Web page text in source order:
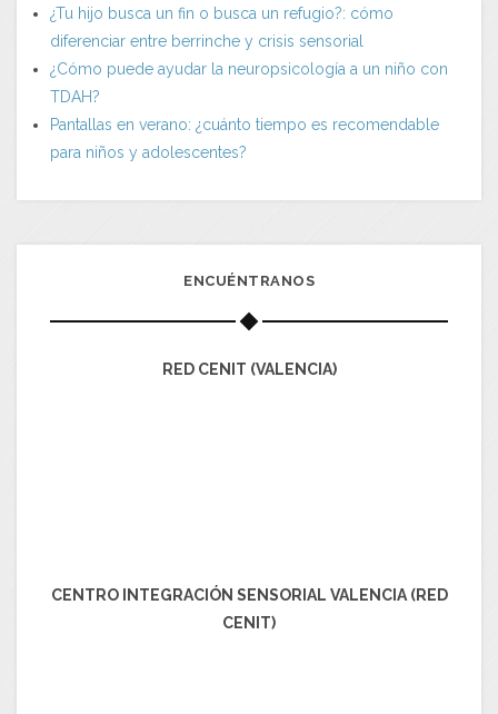
¿Tu hijo busca un fin o busca un refugio?: cómo
diferenciar entre berrinche y crisis sensorial
¿Cómo puede ayudar la neuropsicología a un niño con
TDAH?
Pantallas en verano: ¿cuánto tiempo es recomendable
para niños y adolescentes?
ENCUÉNTRANOS
RED CENIT (VALENCIA)
CENTRO INTEGRACIÓN SENSORIAL VALENCIA (RED
CENIT)